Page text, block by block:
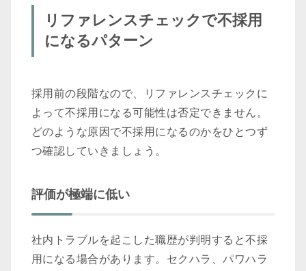
リファレンスチェックで不採用
になるパターン
採用前の段階なので、リファレンスチェックに
よって不採用になる可能性は否定できません。
どのような原因で不採用になるのかをひとつず
つ確認していきましょう。
評価が極端に低い
社内トラブルを起こした職歴が判明すると不採
用になる場合があります。セクハラ、パワハラ